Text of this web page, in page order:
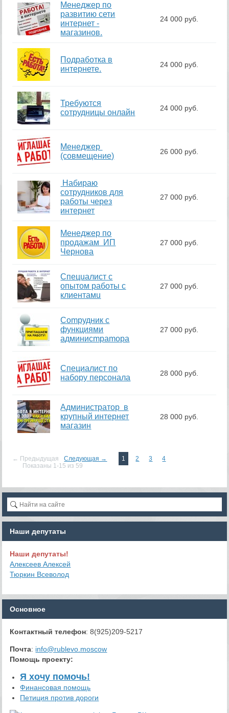
Менеджер по
развитию сети
интернет -
магазинов.
24 000 руб.
Подработка в
интернете.
24 000 руб.
Требуются
сотрудницы онлайн
24 000 руб.
Менеджер
(совмещение)
26 000 руб.
Набираю
сотрудников для
работы через
интернет
27 000 руб.
Менеджер по
продажам ИП
Чернова
27 000 руб.
Спeцuалиcт c
опытoм рaботы с
клиентaмu
27 000 руб.
Cоmpудник с
функциями
админисmраmоpа
27 000 руб.
Специалист по
набору персонала
28 000 руб.
Администратор в
крупный интернет
магазин
28 000 руб.
← Предыдущая Следующая → 1 2 3
4
Показаны 1-15 из 59
Наши депутаты
Наши депутаты!
Алексеев Алексей
Тюркин Всеволод
Основное
Контактный телефон: 8(925)209-5217
Почта: info@rublevo.moscow
Помощь проекту:
Я хочу помочь!
Финансовая помощь
Петиция против дороги